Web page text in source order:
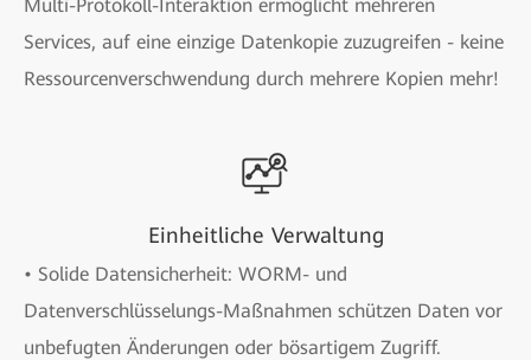
Multi-Protokoll-Interaktion ermöglicht mehreren
Services, auf eine einzige Datenkopie zuzugreifen - keine
Ressourcenverschwendung durch mehrere Kopien mehr!
Einheitliche Verwaltung
• Solide Datensicherheit: WORM- und
Datenverschlüsselungs-Maßnahmen schützen Daten vor
unbefugten Änderungen oder bösartigem Zugriff.